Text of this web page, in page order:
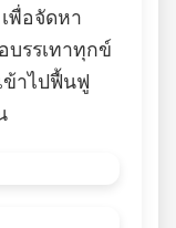
พื่อจัดหา
บรรเทาทุกข์
ข้าไปฟื้นฟู